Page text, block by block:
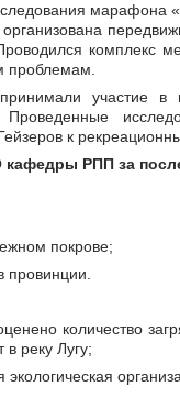
марафона
комплекс
проблемам.
участие в
к
РПП за
покрове;
провинции.
количество
реку Лугу;